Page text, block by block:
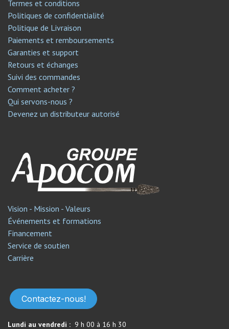
Termes et conditions
Politiques de confidentialité
Politique de Livraison
Paiements et remboursements
Garanties et support
Retours et échanges
Suivi des commandes
Comment acheter ?
Qui servons-nous ?
Devenez un distributeur autorisé
Vision - Mission - Valeurs
Événements et formations
Financement
Service de soutien​
Carrière
Contactez-nous!
Lundi au vendredi : 9 h 00 à 16 h 30